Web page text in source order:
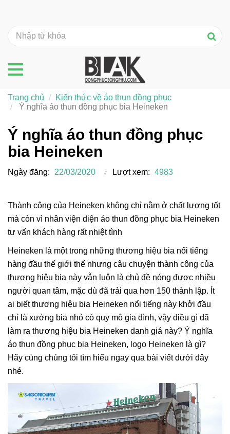
Ý nghĩa áo thun đồng phục
bia Heineken
Ngày đăng: 22/03/2020 Lượt xem: 4983
Thành công của Heineken không chỉ nằm ở chất lương tốt
mà còn vì nhân viện diện áo thun đồng phục bia Heineken
tư vấn khách hàng rất nhiệt tình
Heineken là một trong những thương hiệu bia nổi tiếng
hàng đầu thế giới thế nhưng câu chuyện thành công của
thương hiệu bia này vẫn luôn là chủ đề nóng được nhiều
người quan tâm, mặc dù đã trải qua hơn 150 thành lập. Ít
ai biết thương hiệu bia Heineken nổi tiếng này khởi đầu
chỉ là xưởng bia nhỏ có quy mô gia đình, vậy điều gì đã
làm ra thương hiệu bia Heineken danh giá này? Ý nghĩa
áo thun đồng phục bia Heineken, logo Heineken là gì?
Hãy cùng chúng tôi tìm hiểu ngay qua bài viết dưới đây
nhé.
Trang chủ
Kiến thức về áo thun đồng phục
Ý nghĩa áo thun đồng phục bia Heineken